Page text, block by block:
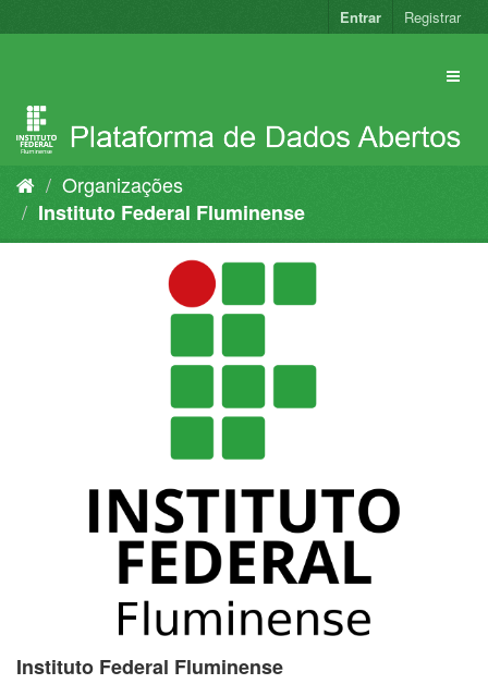
para
Entrar Registrar
Organizações
Instituto Federal Fluminense
Instituto Federal Fluminense